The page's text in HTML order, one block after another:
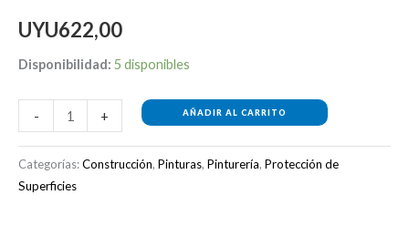
UYU622,00
Disponibilidad: 5 disponibles
- + AÑADIR AL CARRITO
Categorías:Construcción, Pinturas, Pinturería, Protección de
Superficies